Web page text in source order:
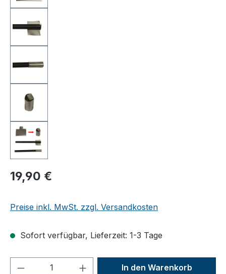
19,90 €
Preise inkl. MwSt. zzgl. Versandkosten
Sofort verfügbar, Lieferzeit: 1-3 Tage
Produkt Anzahl: Gib denIn den Warenkorb